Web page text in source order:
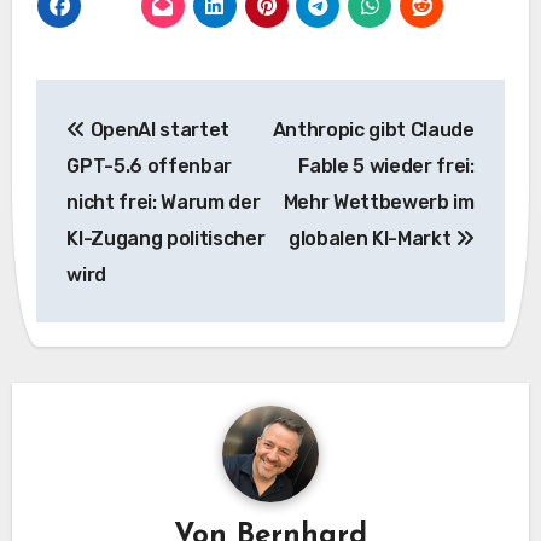
OpenAI startet
GPT-5.6 offenbar
nicht frei: Warum der
KI-Zugang politischer
wird
Anthropic gibt Claude
Fable 5 wieder frei:
Mehr Wettbewerb im
globalen KI-Markt